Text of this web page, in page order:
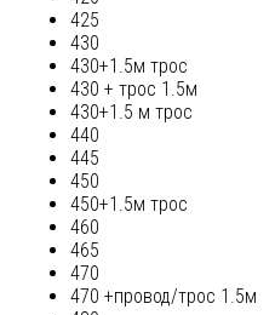
425
430
430+1.5м трос
430 + трос 1.5м
430+1.5 м трос
440
445
450
450+1.5м трос
460
465
470
470 +провод/трос 1.5м